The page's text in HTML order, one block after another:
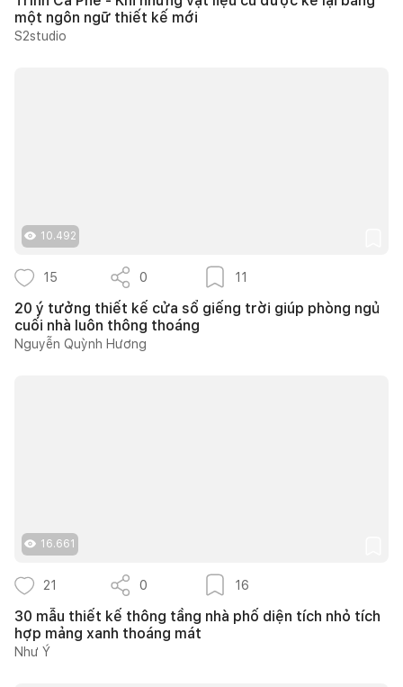
một ngôn ngữ thiết kế mới
S2studio
10.492
15 0 11
20 ý tưởng thiết kế cửa sổ giếng trời giúp phòng ngủ
cuối nhà luôn thông thoáng
Nguyễn Quỳnh Hương
16.661
21 0 16
30 mẫu thiết kế thông tầng nhà phố diện tích nhỏ tích
hợp mảng xanh thoáng mát
Như Ý